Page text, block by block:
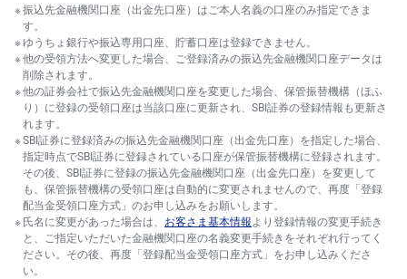
振込先金融機関口座（出金先口座）はご本人名義の口座のみ指定できま
す。
ゆうちょ銀行や振込専用口座、貯蓄口座は登録できません。
他の受領方法へ変更した場合、ご登録済みの振込先金融機関口座データは
削除されます。
他の証券会社で振込先金融機関口座を変更した場合、保管振替機構（ほふ
り）に登録の受領口座は当該口座に更新され、SBI証券の登録情報も更新さ
れます。
SBI証券に登録済みの振込先金融機関口座（出金先口座）を指定した場合、
指定時点でSBI証券に登録されている口座が保管振替機構に登録されます。
その後、SBI証券に登録の振込先金融機関口座（出金先口座）を変更して
も、保管振替機構の受領口座は自動的に変更されませんので、再度「登録
配当金受領口座方式」のお申し込みをお願いします。
氏名に変更があった場合は、 お客さま基本情報より登録情報の変更手続き
と、ご指定いただいた金融機関口座の名義変更手続きをそれぞれ行ってく
ださい。その後、再度「登録配当金受領口座方式」をお申し込みくださ
い。